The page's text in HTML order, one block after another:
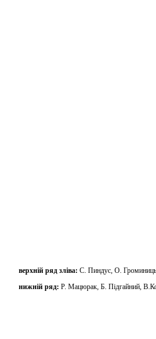
верхній ряд зліва: С. Пиндус, О.
нижній ряд: Р. Мацюрак, Б. Підгайний,